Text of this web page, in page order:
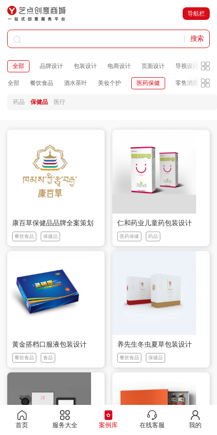
导航栏
搜索
全部 品牌设计 包装设计 电商设计 页面设计 导视设计 品
全部 餐饮食品 酒水茶叶 美妆个护 医药保健 零售消费 公
药品 保健品 医疗
康百草保健品品牌全案策划
餐饮食品 保健品
仁和药业儿童药包装设计
医药保健 药品
黄金搭档口服液包装设计
餐饮食品 食品
养先生冬虫夏草包装设计
餐饮食品 保健品
首页 服务大全 案例库 在线客服 我的